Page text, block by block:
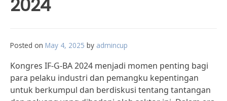
2024
Posted on May 4, 2025 by admincup
Kongres IF-G-BA 2024 menjadi momen penting bagi
para pelaku industri dan pemangku kepentingan
untuk berkumpul dan berdiskusi tentang tantangan